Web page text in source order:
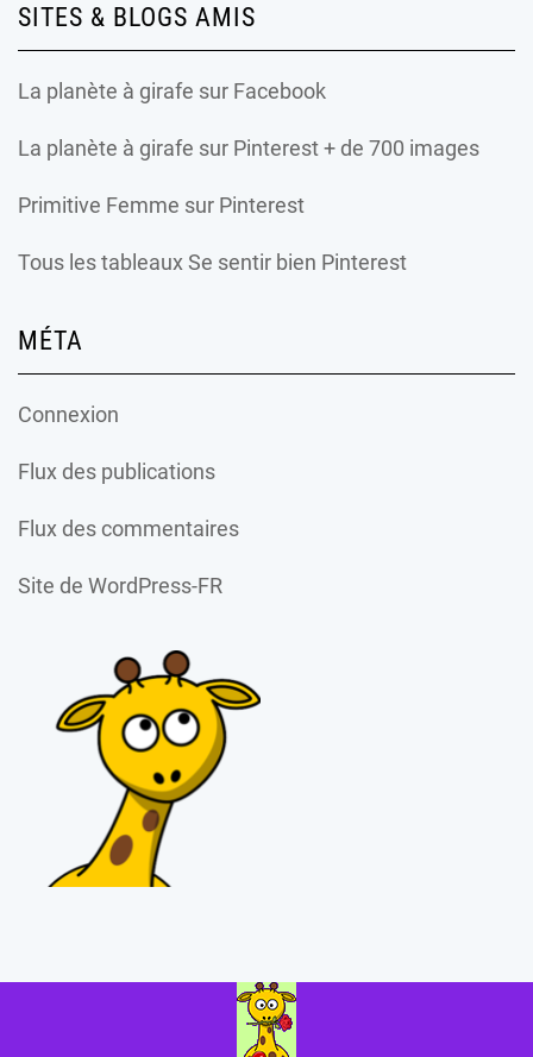
SITES & BLOGS AMIS
La planète à girafe sur Facebook
La planète à girafe sur Pinterest + de 700 images
Primitive Femme sur Pinterest
Tous les tableaux Se sentir bien Pinterest
MÉTA
Connexion
Flux des publications
Flux des commentaires
Site de WordPress-FR